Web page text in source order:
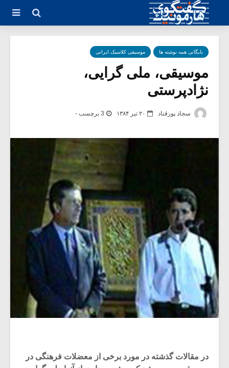
بایگانی همه نوشته ها موسیقی کلاسیک ایرانی
موسیقی، ملی گرایی،
نژادپرستی
سجاد پورقناد ۲۰ تیر ۱۳۸۴ 3 برچسب -
در مقالات گذشته در مورد برخی از معضلات فرهنگی در